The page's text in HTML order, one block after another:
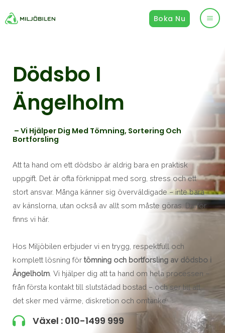
till
Boka Nu
Dödsbo I
Ängelholm
– Vi Hjälper Dig Med Tömning, Sortering Och
Bortforsling
Att ta hand om ett dödsbo är aldrig bara en praktisk
uppgift. Det är ofta förknippat med sorg, stress och ett
stort ansvar. Många känner sig överväldigade – inte bara
av känslorna, utan också av allt som måste göras. Därför
finns vi här.
Hos Miljöbilen erbjuder vi en trygg, respektfull och
komplett lösning för tömning och bortforsling av dödsbo i
Ängelholm . Vi hjälper dig att ta hand om hela processen –
från första kontakt till slutstädad bostad – och ser till att
det sker med värme, diskretion och omtanke.
Växel : 010-1499 999